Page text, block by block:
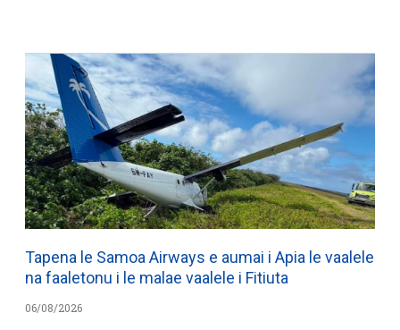
Tapena le Samoa Airways e aumai i Apia le vaalele
na faaletonu i le malae vaalele i Fitiuta
06/08/2026